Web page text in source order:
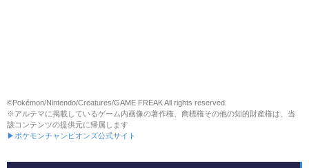
©Pokémon/Nintendo/Creatures/GAME FREAK All rights reserved.
※アルテマに掲載しているゲーム内画像の著作権、商標権その他の知的財産権は、当
該コンテンツの提供元に帰属します
▶ポケモンチャンピオンズ公式サイト